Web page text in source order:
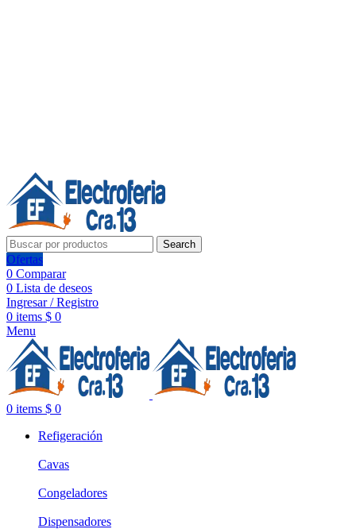
Search
Ofertas
0 Comparar
0 Lista de deseos
Ingresar / Registro
0 items $ 0
Menu
0 items $ 0
Refigeración
Cavas
Congeladores
Dispensadores